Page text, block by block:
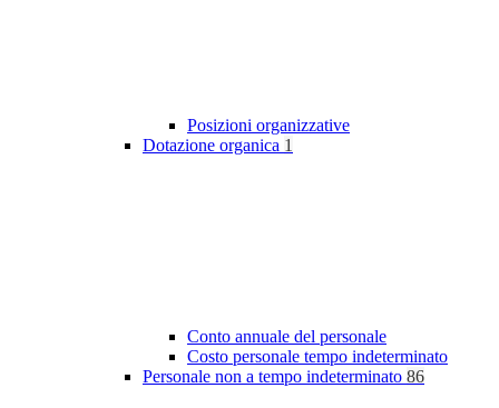
Posizioni organizzative
Dotazione organica 1
Conto annuale del personale
Costo personale tempo indeterminato
Personale non a tempo indeterminato 86